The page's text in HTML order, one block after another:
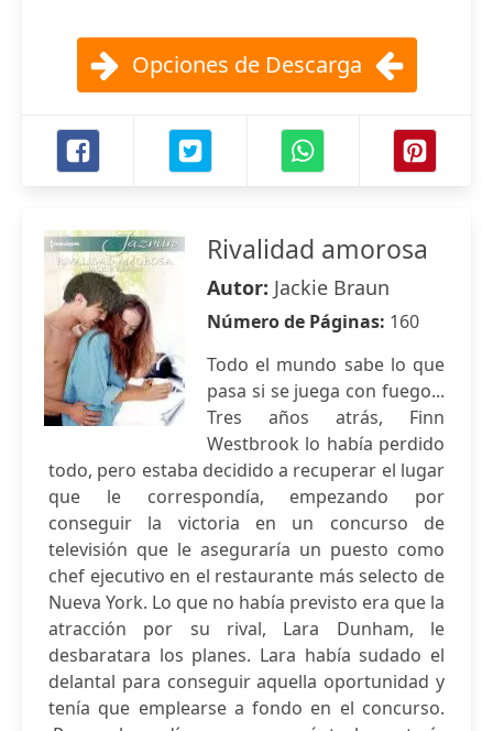
Opciones de Descarga
Rivalidad amorosa
Autor: Jackie Braun
Número de Páginas: 160
Todo el mundo sabe lo que
pasa si se juega con fuego...
Tres años atrás, Finn
Westbrook lo había perdido
todo, pero estaba decidido a recuperar el lugar
que le correspondía, empezando por
conseguir la victoria en un concurso de
televisión que le aseguraría un puesto como
chef ejecutivo en el restaurante más selecto de
Nueva York. Lo que no había previsto era que la
atracción por su rival, Lara Dunham, le
desbaratara los planes. Lara había sudado el
delantal para conseguir aquella oportunidad y
tenía que emplearse a fondo en el concurso.